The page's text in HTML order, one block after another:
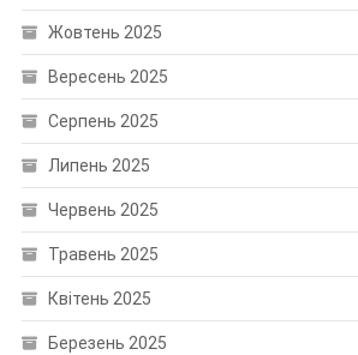
Жовтень 2025
Вересень 2025
Серпень 2025
Липень 2025
Червень 2025
Травень 2025
Квітень 2025
Березень 2025